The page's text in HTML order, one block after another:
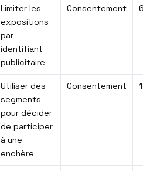
Limiter les
expositions
par
identifiant
publicitaire
Consentement
Utiliser des
segments
pour décider
de participer
à une
enchère
Consentement